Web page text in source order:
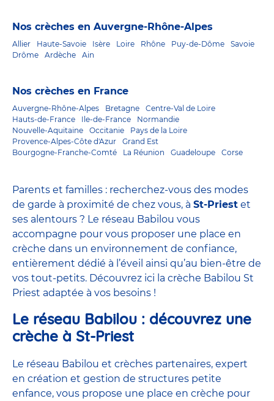
Nos crèches en Auvergne-Rhône-Alpes
Allier Haute-Savoie Isère Loire Rhône Puy-de-Dôme
Savoie
Drôme
Ardèche Ain
Nos crèches en France
Auvergne-Rhône-Alpes Bretagne
Centre-Val de Loire
Hauts-de-France
Ile-de-France
Normandie
Nouvelle-Aquitaine
Occitanie
Pays de la Loire
Provence-Alpes-Côte d'Azur
Grand Est
Bourgogne-Franche-Comté
La Réunion Guadeloupe Corse
Parents et familles : recherchez-vous des modes
de garde à proximité de chez vous, à St-Priest et
ses alentours ? Le réseau Babilou vous
accompagne pour vous proposer une place en
crèche dans un environnement de confiance,
entièrement dédié à l’éveil ainsi qu’au bien-être de
vos tout-petits. Découvrez ici la crèche Babilou St
Priest adaptée à vos besoins !
Le réseau Babilou : découvrez une
crèche à St-Priest
Le réseau Babilou et crèches partenaires, expert
en création et gestion de structures petite
enfance, vous propose une place en crèche pour